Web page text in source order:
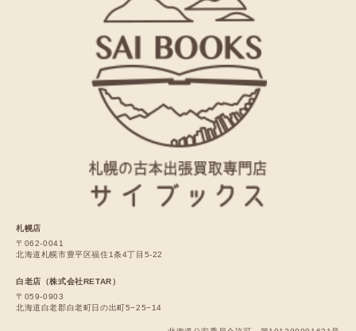
札幌店
〒062-0041
北海道札幌市豊平区福住1条4丁目5-22
白老店（株式会社RETAR）
〒059-0903
北海道白老郡白老町日の出町5−25−14